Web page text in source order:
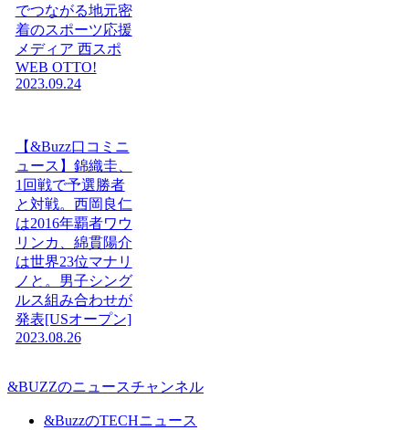
でつながる地元密
着のスポーツ応援
メディア 西スポ
WEB OTTO!
2023.09.24
【&Buzz口コミニ
ュース】錦織圭、
1回戦で予選勝者
と対戦。西岡良仁
は2016年覇者ワウ
リンカ、綿貫陽介
は世界23位マナリ
ノと。男子シング
ルス組み合わせが
発表[USオープン]
2023.08.26
&BUZZのニュースチャンネル
&BuzzのTECHニュース